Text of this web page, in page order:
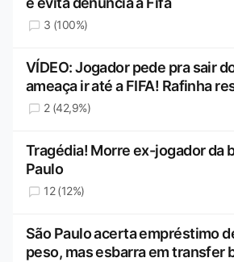
3 (100%)
VÍDEO: Jogador pede pra sair
ameaça ir até a FIFA! Rafinha
2 (42,9%)
Tragédia! Morre ex-jogador da
Paulo
12 (12%)
São Paulo acerta empréstimo
peso, mas esbarra em transfer